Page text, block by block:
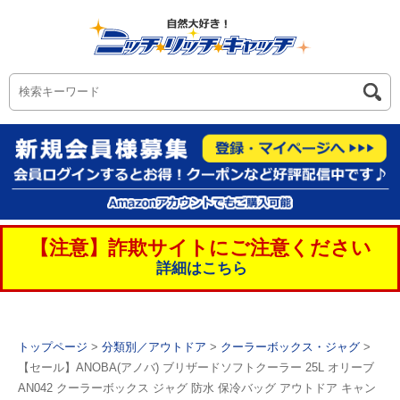
【注意】詐欺サイトにご注意ください
詳細はこちら
トップページ > 分類別／アウトドア > クーラーボックス・ジャグ >
【セール】ANOBA(アノバ) ブリザードソフトクーラー 25L オリーブ
AN042 クーラーボックス ジャグ 防水 保冷バッグ アウトドア キャン